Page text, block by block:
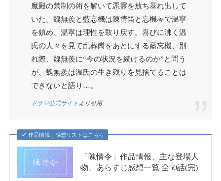
魔殿の禁制の術を解いて悪霊を放ち暴れ出して
いた。魏無羨と藍忘機は陳情笛と忘機琴で温寧
を鎮め、温寧は理性を取り戻す。喜びに沸く温
氏の人々を見て乱葬崗をあとにする藍忘機、別
れ際、魏無羨に“今の状況を続けるのか”と問う
が、魏無羨は温氏の生き残りを見捨てることは
できないと語り…。
ドラマ公式サイト より引用
作品情報、感想リストはこちら
「陳情令」作品情報、主な登場人
物、あらすじ感想一覧 全50話(完)